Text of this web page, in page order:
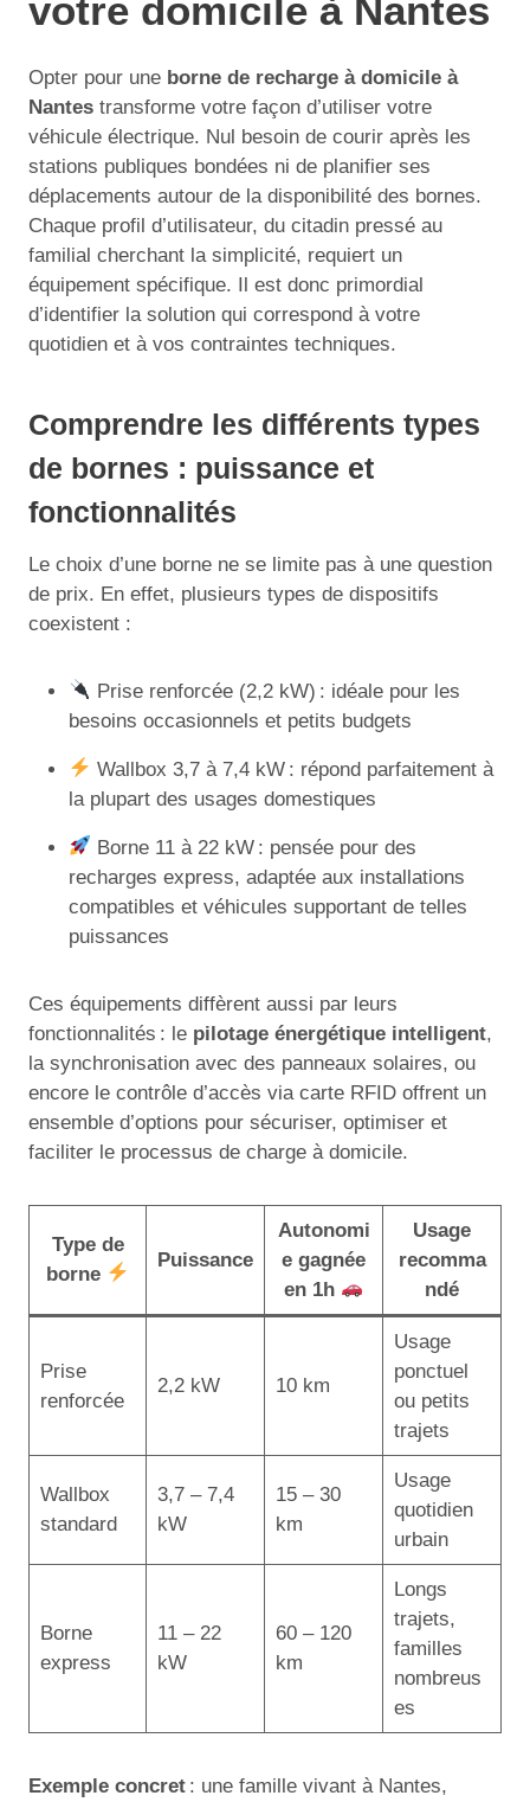
votre domicile à Nantes
Opter pour une borne de recharge à domicile à
Nantes transforme votre façon d’utiliser votre
véhicule électrique. Nul besoin de courir après les
stations publiques bondées ni de planifier ses
déplacements autour de la disponibilité des bornes.
Chaque profil d’utilisateur, du citadin pressé au
familial cherchant la simplicité, requiert un
équipement spécifique. Il est donc primordial
d’identifier la solution qui correspond à votre
quotidien et à vos contraintes techniques.
Comprendre les différents types
de bornes : puissance et
fonctionnalités
Le choix d’une borne ne se limite pas à une question
de prix. En effet, plusieurs types de dispositifs
coexistent :
Prise renforcée (2,2 kW) : idéale pour les
besoins occasionnels et petits budgets
Wallbox 3,7 à 7,4 kW : répond parfaitement à
la plupart des usages domestiques
Borne 11 à 22 kW : pensée pour des
recharges express, adaptée aux installations
compatibles et véhicules supportant de telles
puissances
Ces équipements diffèrent aussi par leurs
fonctionnalités : le pilotage énergétique intelligent,
la synchronisation avec des panneaux solaires, ou
encore le contrôle d’accès via carte RFID offrent un
ensemble d’options pour sécuriser, optimiser et
faciliter le processus de charge à domicile.
Type de
borne
Puissance
Autonomi
e gagnée
en 1h
Usage
recomma
ndé
Prise
renforcée
2,2 kW 10 km
Usage
ponctuel
ou petits
trajets
Wallbox
standard
3,7 – 7,4
kW
15 – 30
km
Usage
quotidien
urbain
Borne
express
11 – 22
kW
60 – 120
km
Longs
trajets,
familles
nombreus
es
Exemple concret : une famille vivant à Nantes,